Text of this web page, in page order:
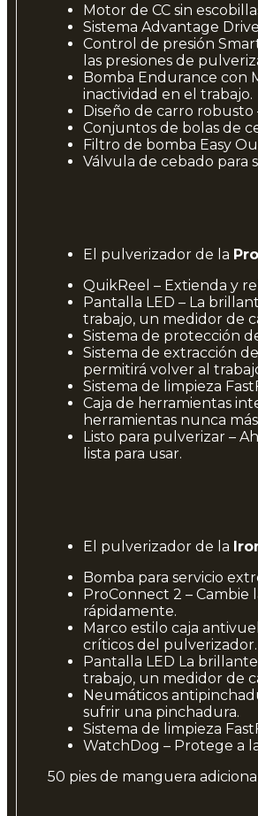
Motor de CC sin
Sistema Advantage
Control de presión
las presiones de
Bomba Endurance con
inactividad en el trabajo.
Diseño de carro
Conjuntos de bolas de
Filtro de bomba Easy
Válvula de cebado para
El pulverizador de la
QuikReel – Extienda y
Pantalla LED – La
trabajo, un medidor de
Sistema de protección
Sistema de extracción
permitirá volver al
Sistema de limpieza
Caja de herramientas
herramientas nunca
Listo para pulverizar –
lista para usar.
El pulverizador de la
Bomba para servicio
ProConnect 2 –
rápidamente.
Marco estilo caja
críticos del pulverizador.
Pantalla LED La
trabajo, un medidor de
Neumáticos
sufrir una pinchadura.
Sistema de limpieza
WatchDog – Protege a
50 pies de manguera